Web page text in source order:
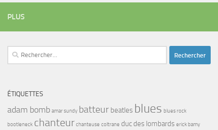
PLUS
Rechercher :
ÉTIQUETTES
adam bomb amar sundy batteur beatles blues blues rock
bootleneck chanteur chanteuse coltrane duc des lombards erick bamy